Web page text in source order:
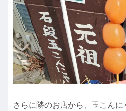
さらに隣のお店から、玉こんに